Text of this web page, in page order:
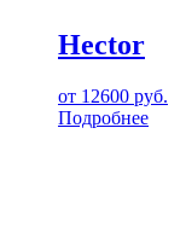
Hector
от 12600 руб.
Подробнее